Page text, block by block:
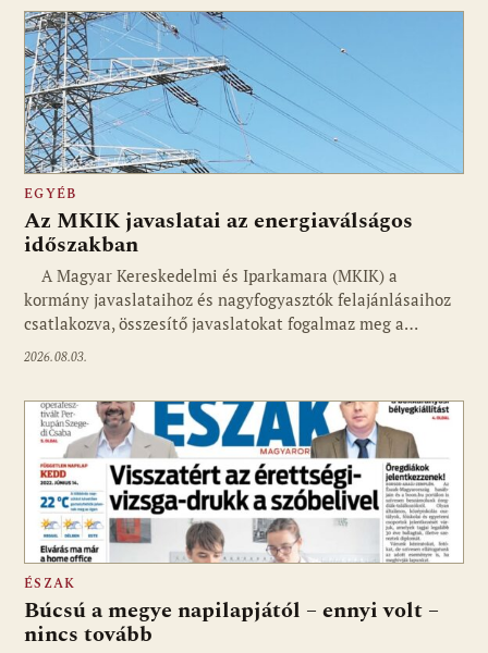
EGYÉB
Az MKIK javaslatai az energiaválságos
időszakban
A Magyar Kereskedelmi és Iparkamara (MKIK) a
kormány javaslataihoz és nagyfogyasztók felajánlásaihoz
csatlakozva, összesítő javaslatokat fogalmaz meg a…
2026.08.03.
ÉSZAK
Búcsú a megye napilapjától – ennyi volt –
nincs tovább